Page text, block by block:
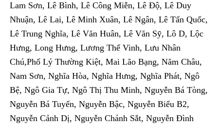
Lam Sơn, Lê Bình, Lê Công Miễn, Lê Độ, Lê Duy
Nhuận, Lê Lai, Lê Minh Xuân, Lê Ngân, Lê Tấn Quốc,
Lê Trung Nghĩa, Lê Văn Huân, Lê Văn Sỹ, Lô D, Lộc
Hưng, Long Hưng, Lương Thế Vinh, Lưu Nhân
Chú,Phố Lý Thường Kiệt, Mai Lão Bạng, Năm Châu,
Nam Sơn, Nghĩa Hòa, Nghĩa Hưng, Nghĩa Phát, Ngô
Bệ, Ngô Gia Tự, Ngô Thị Thu Minh, Nguyễn Bá Tòng,
Nguyễn Bá Tuyển, Nguyễn Bậc, Nguyễn Biểu B2,
Nguyễn Cảnh Dị, Nguyễn Chánh Sắt, Nguyễn Đình